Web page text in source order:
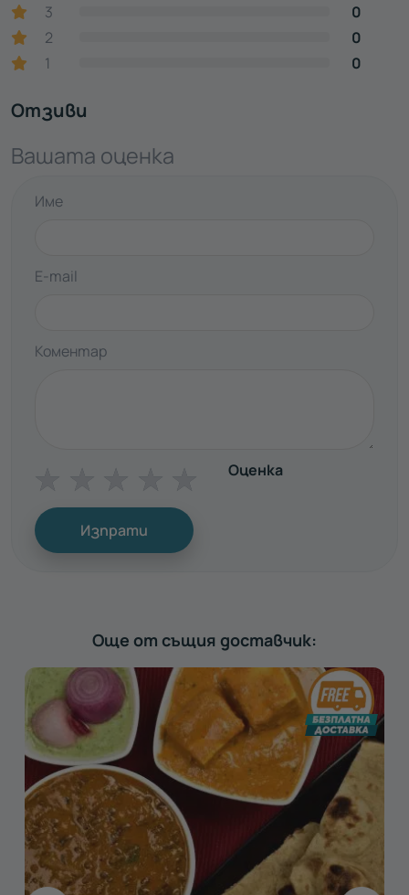
3
0
2
0
1
0
Отзиви
Вашата оценка
Име
E-mail
Коментар
Оценка
Изпрати
Още от същия доставчик: